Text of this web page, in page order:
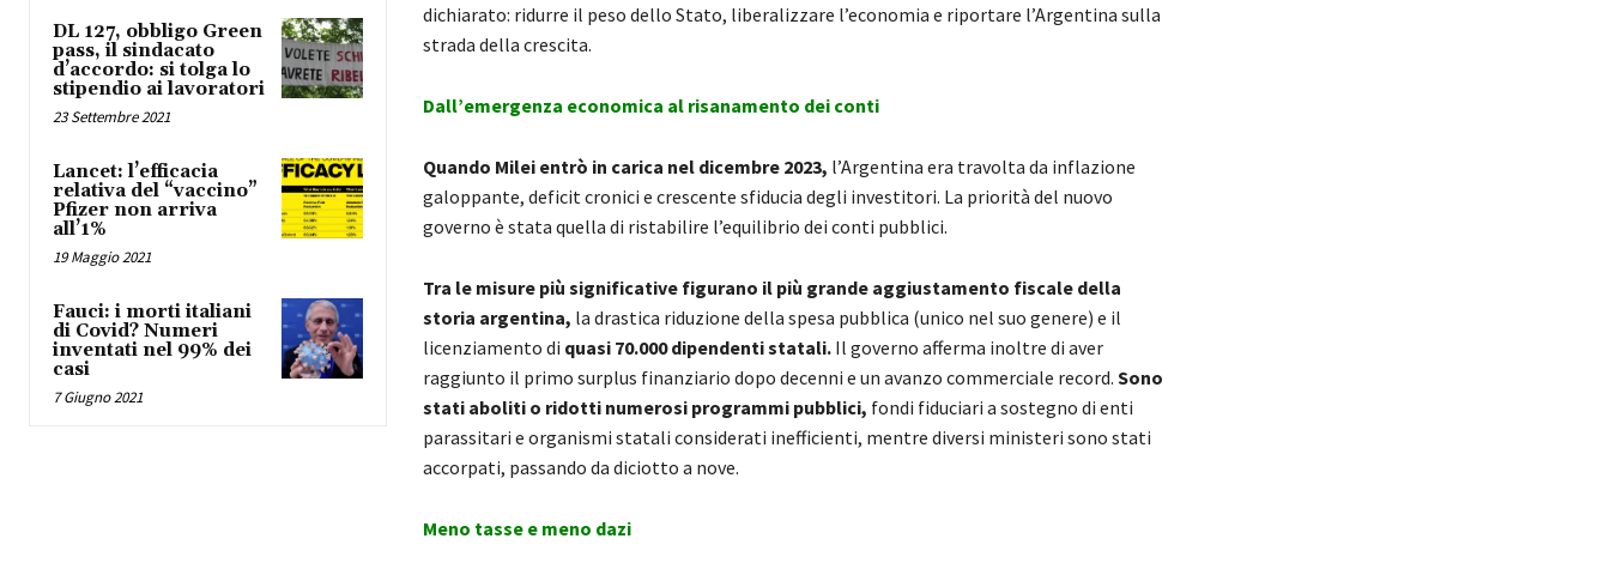
DL 127, obbligo Green
pass, il sindacato
d’accordo: si tolga lo
stipendio ai lavoratori
23 Settembre 2021
Lancet: l’efficacia
relativa del “vaccino”
Pfizer non arriva
all’1%
19 Maggio 2021
Fauci: i morti italiani
di Covid? Numeri
inventati nel 99% dei
casi
7 Giugno 2021
dichiarato: ridurre il peso dello Stato, liberalizzare l’economia e riportare l’Argentina sulla
strada della crescita.
Dall’emergenza economica al risanamento dei conti
Quando Milei entrò in carica nel dicembre 2023, l’Argentina era travolta da inflazione
galoppante, deficit cronici e crescente sfiducia degli investitori. La priorità del nuovo
governo è stata quella di ristabilire l’equilibrio dei conti pubblici.
Tra le misure più significative figurano il più grande aggiustamento fiscale della
storia argentina, la drastica riduzione della spesa pubblica (unico nel suo genere) e il
licenziamento di quasi 70.000 dipendenti statali.Il governo afferma inoltre di aver
raggiunto il primo surplus finanziario dopo decenni e un avanzo commerciale record. Sono
stati aboliti o ridotti numerosi programmi pubblici, fondi fiduciari a sostegno di enti
parassitari e organismi statali considerati inefficienti, mentre diversi ministeri sono stati
accorpati, passando da diciotto a nove.
Meno tasse e meno dazi